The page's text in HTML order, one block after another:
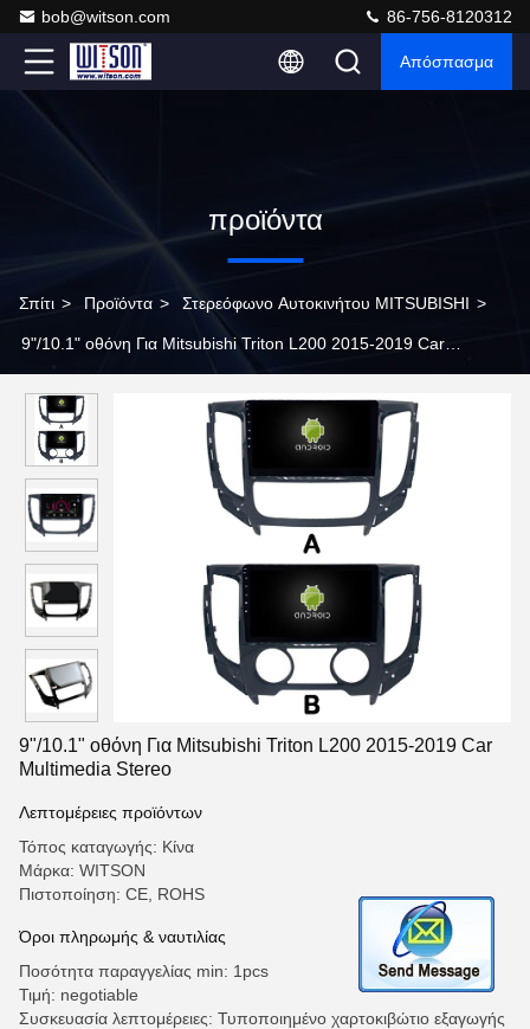
bob@witson.com 86-756-8120312
Απόσπασμα
προϊόντα
Σπίτι > Προϊόντα > Στερεόφωνο Αυτοκινήτου MITSUBISHI >
9"/10.1" οθόνη Για Mitsubishi Triton L200 2015-2019 Car
9"/10.1" οθόνη Για Mitsubishi Triton L200 2015-2019 Car
Multimedia Stereo
Λεπτομέρειες προϊόντων
Τόπος καταγωγής: Κίνα
Μάρκα: WITSON
Πιστοποίηση: CE, ROHS
Όροι πληρωμής & ναυτιλίας
Ποσότητα παραγγελίας min: 1pcs
Τιμή: negotiable
Συσκευασία λεπτομέρειες: Τυποποιημένο χαρτοκιβώτιο εξαγωγής